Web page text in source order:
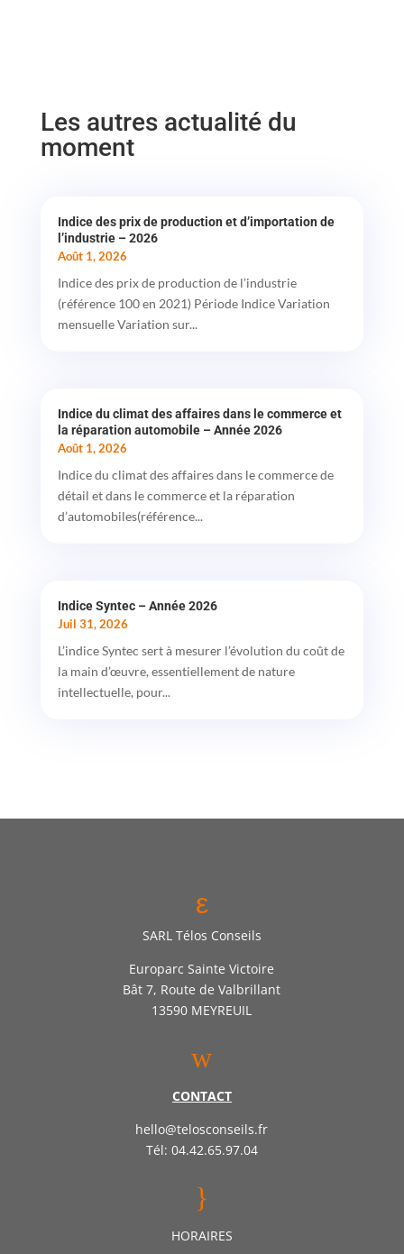
Les autres actualité du
moment
Indice des prix de production et d’importation de
l’industrie – 2026
Août 1, 2026
Indice des prix de production de l’industrie
(référence 100 en 2021) Période Indice Variation
mensuelle Variation sur...
Indice du climat des affaires dans le commerce et
la réparation automobile – Année 2026
Août 1, 2026
Indice du climat des affaires dans le commerce de
détail et dans le commerce et la réparation
d’automobiles(référence...
Indice Syntec – Année 2026
Juil 31, 2026
L’indice Syntec sert à mesurer l’évolution du coût de
la main d’œuvre, essentiellement de nature
intellectuelle, pour...
ε
SARL Télos Conseils
Europarc Sainte Victoire
Bât 7, Route de Valbrillant
13590 MEYREUIL
w
CONTACT
hello@telosconseils.fr
Tél: 04.42.65.97.04
}
HORAIRES